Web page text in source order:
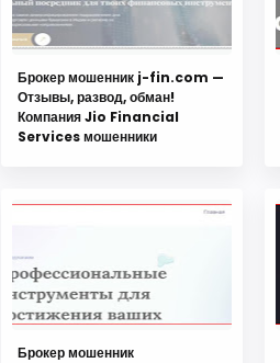
Брокер мошенник j-fin.com —
Отзывы, развод, обман!
Компания Jio Financial
Services мошенники
Брокер мошенник